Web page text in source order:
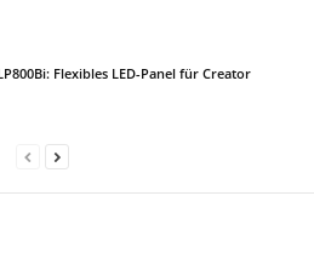
Flexibles LED-Panel für Creator